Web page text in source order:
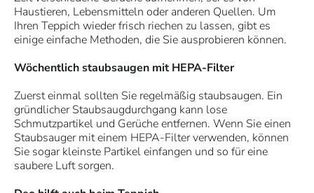
Haustieren, Lebensmitteln oder anderen Quellen. Um
Ihren Teppich wieder frisch riechen zu lassen, gibt es
einige einfache Methoden, die Sie ausprobieren können.
Wöchentlich staubsaugen mit HEPA-Filter
Zuerst einmal sollten Sie regelmäßig staubsaugen. Ein
gründlicher Staubsaugdurchgang kann lose
Schmutzpartikel und Gerüche entfernen. Wenn Sie einen
Staubsauger mit einem HEPA-Filter verwenden, können
Sie sogar kleinste Partikel einfangen und so für eine
saubere Luft sorgen.